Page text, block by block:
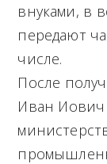
внуками, в
передают
числе.
После
Иван Иович